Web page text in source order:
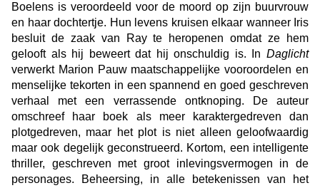
Boelens is veroordeeld voor de moord op zijn buurvrouw
en haar dochtertje. Hun levens kruisen elkaar wanneer Iris
besluit de zaak van Ray te heropenen omdat ze hem
gelooft als hij beweert dat hij onschuldig is. In Daglicht
verwerkt Marion Pauw maatschappelijke vooroordelen en
menselijke tekorten in een spannend en goed geschreven
verhaal met een verrassende ontknoping. De auteur
omschreef haar boek als meer karaktergedreven dan
plotgedreven, maar het plot is niet alleen geloofwaardig
maar ook degelijk geconstrueerd. Kortom, een intelligente
thriller, geschreven met groot inlevingsvermogen in de
personages. Beheersing, in alle betekenissen van het